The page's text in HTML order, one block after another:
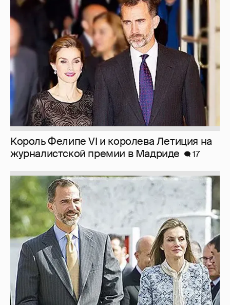
Король Фелипе VI и королева Летиция на
журналистской премии в Мадриде
17